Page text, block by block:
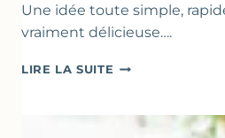
Une idée toute simple,
vraiment délicieuse….
LIRE LA SUITE ABRICOTS